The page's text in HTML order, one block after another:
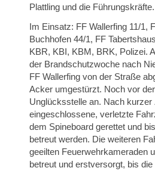
Plattling und die Führungskräfte.
Im Einsatz: FF Wallerfing 11/1,
Buchhofen 44/1, FF
KBR, KBI, KBM, BRK, Polizei.
der Brandschutzwoche nach
FF Wallerfing von der Straße
Acker umgestürzt. Noch vor
Unglücksstelle an. Nach
eingeschlossene, verletzte
dem Spineboard gerettet und
betreut werden. Die weiteren
geeilten Feuerwehrkameraden
betreut und erstversorgt, bis